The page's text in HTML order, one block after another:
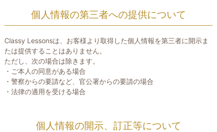
個人情報の第三者への提供について
Classy Lessonsは、お客様より取得した個人情報を第三者に開示ま
たは提供することはありません。
ただし、次の場合は除きます。
・ご本人の同意がある場合
・警察からの要請など、官公署からの要請の場合
・法律の適用を受ける場合
個人情報の開示、訂正等について